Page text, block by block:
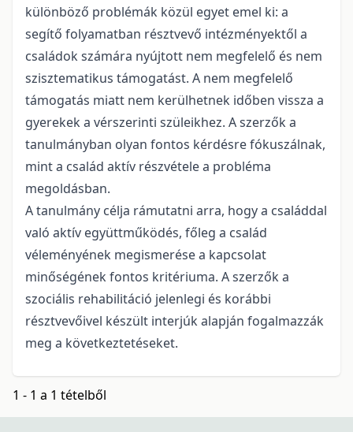
különböző problémák közül egyet emel ki: a
segítő folyamatban résztvevő intézményektől a
családok számára nyújtott nem megfelelő és nem
szisztematikus támogatást. A nem megfelelő
támogatás miatt nem kerülhetnek időben vissza a
gyerekek a vérszerinti szüleikhez. A szerzők a
tanulmányban olyan fontos kérdésre fókuszálnak,
mint a család aktív részvétele a probléma
megoldásban.
A tanulmány célja rámutatni arra, hogy a családdal
való aktív együttműködés, főleg a család
véleményének megismerése a kapcsolat
minőségének fontos kritériuma. A szerzők a
szociális rehabilitáció jelenlegi és korábbi
résztvevőivel készült interjúk alapján fogalmazzák
meg a következtetéseket.
1 - 1 a 1 tételből